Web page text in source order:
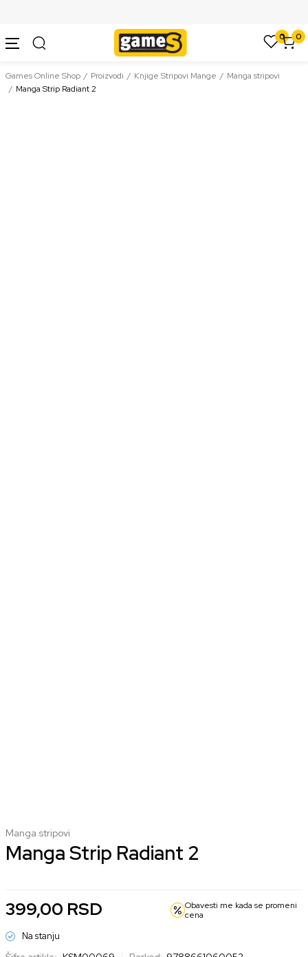
0 0
Games Online Shop Proizvodi Knjige Stripovi Mange
Manga stripovi
Manga Strip Radiant 2
Manga stripovi
Manga Strip Radiant 2
399,00 RSD
Obavesti me kada se promeni
cena
Na stanju